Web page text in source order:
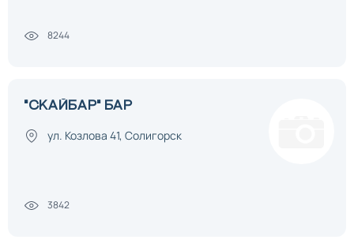
8244
"СКАЙБАР" БАР
ул. Козлова 41, Солигорск
3842